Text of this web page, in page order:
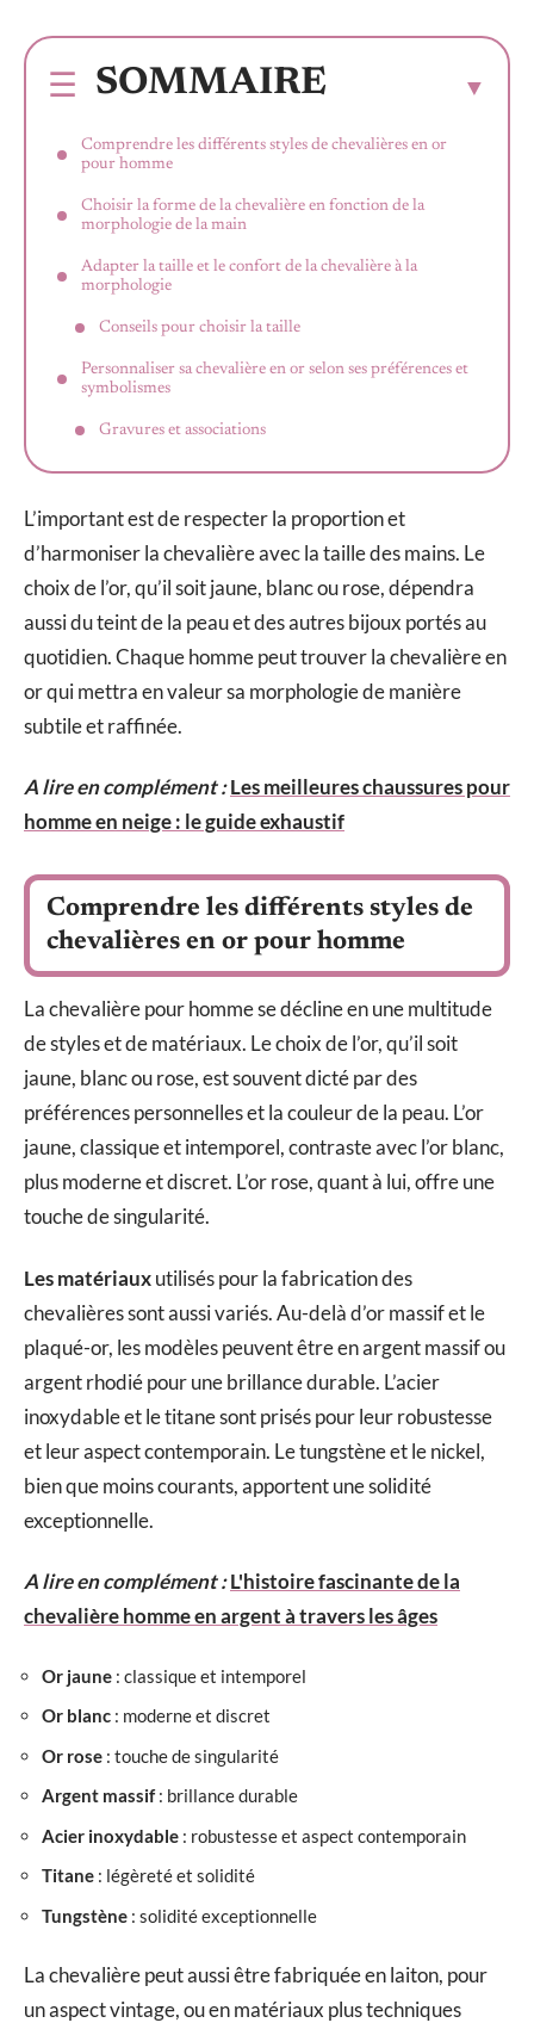
SOMMAIRE
Comprendre les différents styles de chevalières en or
pour homme
Choisir la forme de la chevalière en fonction de la
morphologie de la main
Adapter la taille et le confort de la chevalière à la
morphologie
Conseils pour choisir la taille
Personnaliser sa chevalière en or selon ses préférences et
symbolismes
Gravures et associations
L’important est de respecter la proportion et
d’harmoniser la chevalière avec la taille des mains. Le
choix de l’or, qu’il soit jaune, blanc ou rose, dépendra
aussi du teint de la peau et des autres bijoux portés au
quotidien. Chaque homme peut trouver la chevalière en
or qui mettra en valeur sa morphologie de manière
subtile et raffinée.
A lire en complément :Les meilleures chaussures pour
homme en neige : le guide exhaustif
Comprendre les différents styles de
chevalières en or pour homme
La chevalière pour homme se décline en une multitude
de styles et de matériaux. Le choix de l’or, qu’il soit
jaune, blanc ou rose, est souvent dicté par des
préférences personnelles et la couleur de la peau. L’or
jaune, classique et intemporel, contraste avec l’or blanc,
plus moderne et discret. L’or rose, quant à lui, offre une
touche de singularité.
Les matériauxutilisés pour la fabrication des
chevalières sont aussi variés. Au-delà d’or massif et le
plaqué-or, les modèles peuvent être en argent massif ou
argent rhodié pour une brillance durable. L’acier
inoxydable et le titane sont prisés pour leur robustesse
et leur aspect contemporain. Le tungstène et le nickel,
bien que moins courants, apportent une solidité
exceptionnelle.
A lire en complément :L'histoire fascinante de la
chevalière homme en argent à travers les âges
Or jaune : classique et intemporel
Or blanc : moderne et discret
Or rose : touche de singularité
Argent massif: brillance durable
Acier inoxydable : robustesse et aspect contemporain
Titane : légèreté et solidité
Tungstène : solidité exceptionnelle
La chevalière peut aussi être fabriquée en laiton, pour
un aspect vintage, ou en matériaux plus techniques